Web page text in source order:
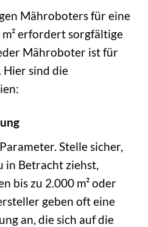
Mähroboters für eine
erfordert sorgfältige
Mähroboter ist für
Hier sind die
Stelle sicher,
in Betracht ziehst,
bis zu 2.000 m² oder
geben oft eine
an, die sich auf die